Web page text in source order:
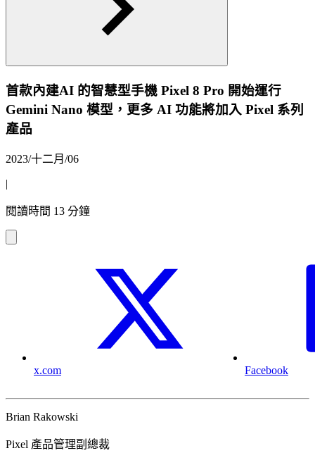
首款內建AI 的智慧型手機 Pixel 8 Pro 開始運行
Gemini Nano 模型，更多 AI 功能將加入 Pixel 系列
產品
2023/十二月/06
|
閱讀時間 13 分鐘
x.com Facebook
Brian Rakowski
Pixel 產品管理副總裁